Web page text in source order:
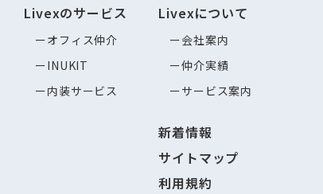
Livexのサービス
オフィス仲介
INUKIT
内装サービス
Livexについて
会社案内
仲介実績
サービス案内
新着情報
サイトマップ
利用規約